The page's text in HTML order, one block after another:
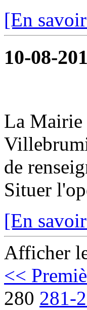
[En
10-08-
La
de
Situer
[En
Afficher
<<
280 281-